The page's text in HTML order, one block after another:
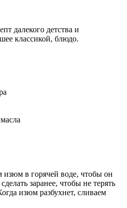
далекого детства и
классикой, блюдо.
изюм в горячей воде, чтобы он
заранее, чтобы не терять
изюм разбухнет, сливаем